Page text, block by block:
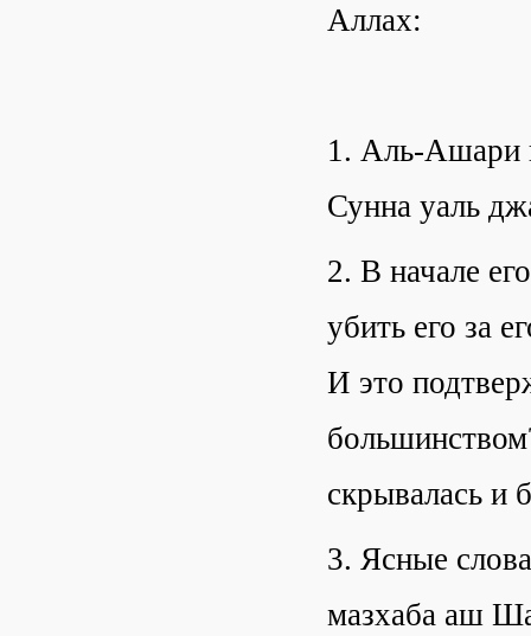
Аллах:
1. Аль-Ашари
Сунна уаль
2. В начале
убить его за
И это
скрывалась и
3. Ясные
мазхаба аш